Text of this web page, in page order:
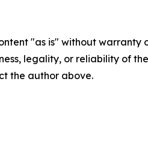
"as is" without
legality, or reliability of
the author above.